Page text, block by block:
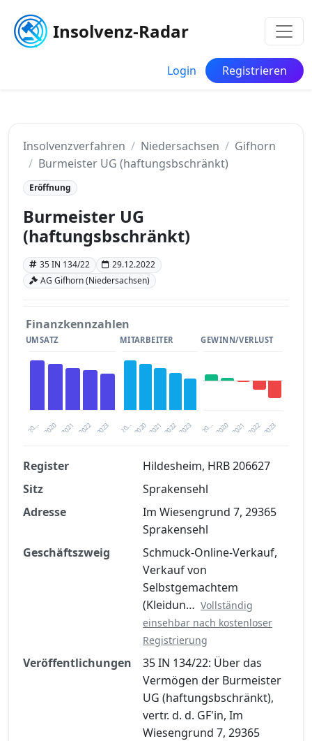
Insolvenz-Radar
Login Registrieren
Insolvenzverfahren Niedersachsen
Gifhorn
Burmeister UG (haftungsbschränkt)
Eröffnung
Burmeister UG
(haftungsbschränkt)
35 IN 134/22
29.12.2022
AG Gifhorn (Niedersachsen)
Finanzkennzahlen
UMSATZ
20… 2021 2023
2020 2022
MITARBEITER
20… 2021 2023
2020 2022
GEWINN/VERLUST
20… 2021 2023
2020 2022
Finanzkennzahlen nach kostenloser
Registrierung verfügbar
Jetzt kostenlos registrieren
Register
Hildesheim, HRB 206627
Sitz
Sprakensehl
Adresse
Im Wiesengrund 7, 29365
Sprakensehl
Geschäftszweig
Schmuck-Online-Verkauf,
Verkauf von
Selbstgemachtem
(Kleidun… Vollständig
einsehbar nach kostenloser
Registrierung
Veröffentlichungen
35 IN 134/22: Über das
Vermögen der Burmeister
UG (haftungsbschränkt),
vertr. d. d. GF'in, Im
Wiesengrund 7, 29365